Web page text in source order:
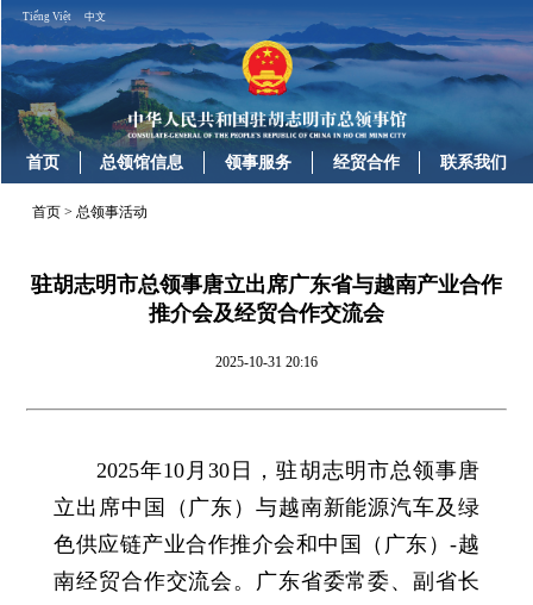
Tiếng Việt 中文
首页 总领馆信息 领事服务 经贸合作 联系我们
首页 >总领事活动
驻胡志明市总领事唐立出席广东省与越南产业合作
推介会及经贸合作交流会
2025-10-31 20:16
2025年10月30日，驻胡志明市总领事唐
立出席中国（广东）与越南新能源汽车及绿
色供应链产业合作推介会和中国（广东）-越
南经贸合作交流会。广东省委常委、副省长